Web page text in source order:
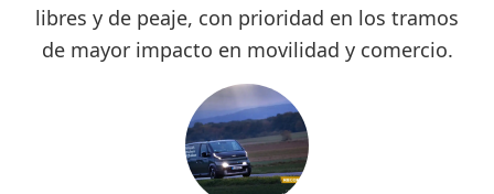
libres y de peaje, con prioridad en los tramos
de mayor impacto en movilidad y comercio.